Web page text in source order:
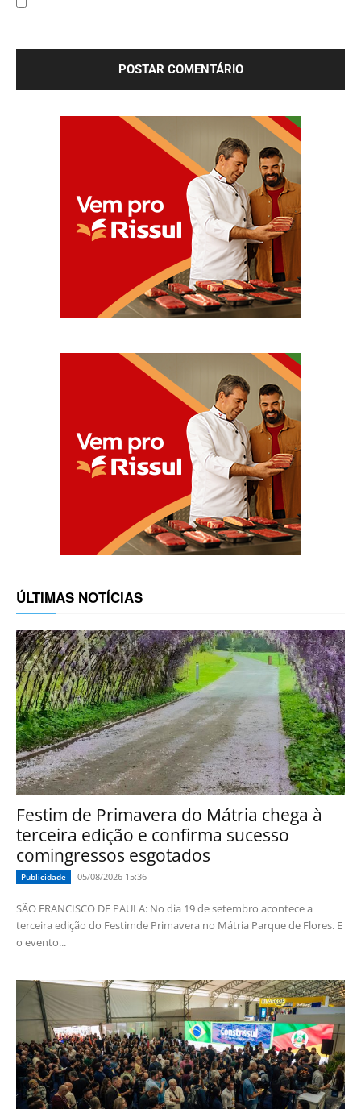
ÚLTIMAS NOTÍCIAS
Festim de Primavera do Mátria chega à
terceira edição e confirma sucesso
comingressos esgotados
Publicidade 05/08/2026 15:36
SÃO FRANCISCO DE PAULA: No dia 19 de setembro acontece a
terceira edição do Festimde Primavera no Mátria Parque de Flores. E
o evento...